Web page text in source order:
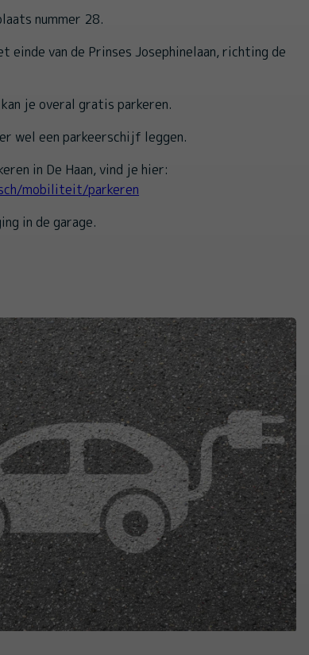
nummer 28.
einde van de Prinses Josephinelaan, richting de
je overal gratis parkeren.
wel een parkeerschijf leggen.
in De Haan, vind je hier:
mobiliteit/parkeren
in de garage.